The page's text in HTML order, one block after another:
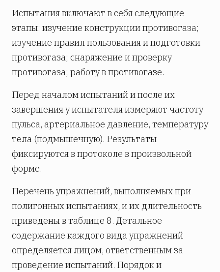
Испытания включают в себя следующие
этапы: изучение конструкции противогаза;
изучение правил пользования и подготовки
противогаза; снаряжение и проверку
противогаза; работу в противогазе.
Перед началом испытаний и после их
завершения у испытателя измеряют частоту
пульса, артериальное давление, температуру
тела (подмышечную). Результаты
фиксируются в протоколе в произвольной
форме.
Перечень упражнений, выполняемых при
полигонных испытаниях, и их длительность
приведены в таблице 8. Детальное
содержание каждого вида упражнений
определяется лицом, ответственным за
проведение испытаний. Порядок и